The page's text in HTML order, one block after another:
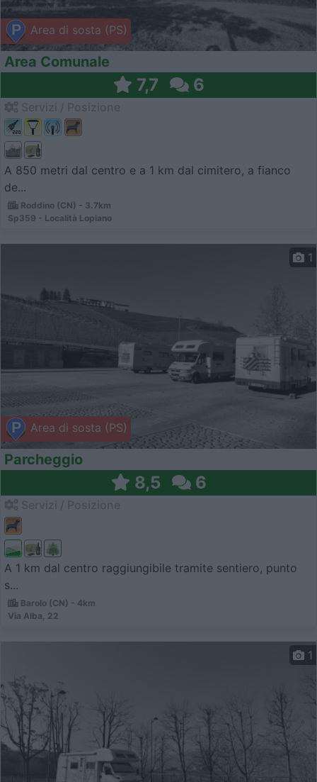
Area di sosta (PS)
Area Comunale
7,7 6
A 850 metri dal centro e a 1 km dal cimitero, a fianco
de...
Roddino (CN) - 3.7km
Sp359 - Località Lopiano
Area di sosta (PS)
1
Parcheggio
8,5 6
A 1 km dal centro raggiungibile tramite sentiero, punto
s...
Barolo (CN) - 4km
Via Alba, 22
1